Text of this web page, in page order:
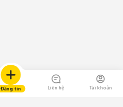
Đăng tin Liên hệ Tài khoản